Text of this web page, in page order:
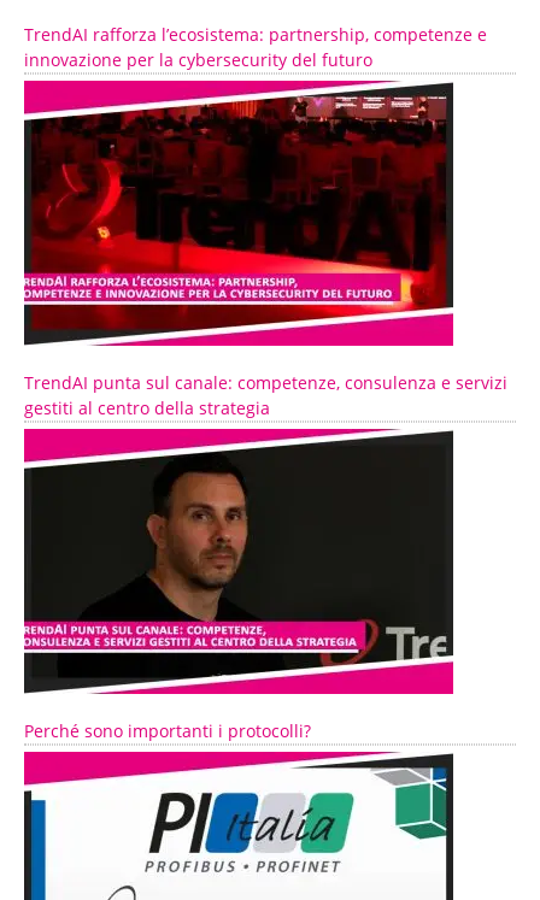
TrendAI rafforza l’ecosistema: partnership, competenze e
innovazione per la cybersecurity del futuro
TrendAI punta sul canale: competenze, consulenza e servizi
gestiti al centro della strategia
Perché sono importanti i protocolli?